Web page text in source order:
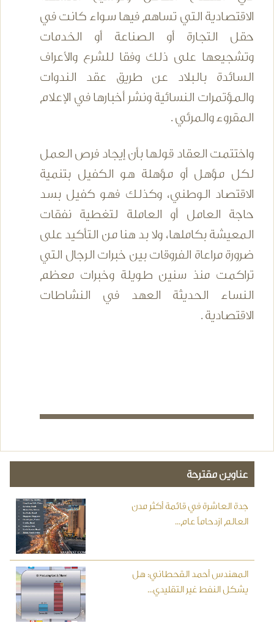
الاقتصادية التي تساهم فيها سواء كانت في
حقل التجارة أو الصناعة أو الخدمات
وتشجيعها على ذلك وفقا للشرع والأعراف
السائدة بالبلاد عن طريق عقد الندوات
والمؤتمرات النسائية ونشر أخبارها في الإعلام
المقروء والمرئي .
واختتمت العقاد قولها بأن إيجاد فرص العمل
لكل مؤهل أو مؤهلة هو الكفيل بتنمية
الاقتصاد الوطني، وكذلك فهو كفيل بسد
حاجة العامل أو العاملة لتغطية نفقات
المعيشة بكاملها، ولا بد هنا من التأكيد على
ضرورة مراعاة الفروقات بين خبرات الرجال التي
تراكمت منذ سنين طويلة وخبرات معظم
النساء الحديثة العهد في النشاطات
الاقتصادية .
عناوين مقترحة
جدة العاشرة في قائمة أكثر مدن
العالم ازدحاماً عام...
المهندس أحمد القحطاني: هل
يشكل النفط غير التقليدي...